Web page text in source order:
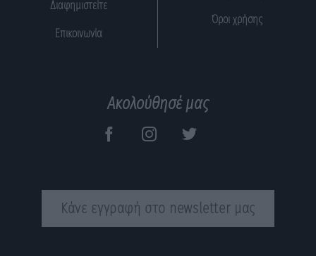
Διαφημιστείτε
Επικοινωνία
Όροι χρήσης
Ακολούθησέ μας
Κάνε εγγραφή στο newsletter μας